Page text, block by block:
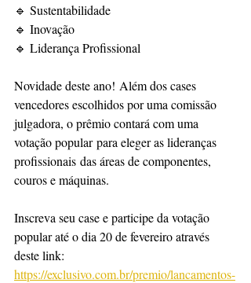
🔹 Sustentabilidade
🔹 Inovação
🔹 Liderança Profissional
Novidade deste ano! Além dos cases
vencedores escolhidos por uma comissão
julgadora, o prêmio contará com uma
votação popular para eleger as lideranças
profissionais das áreas de componentes,
couros e máquinas.
Inscreva seu case e participe da votação
popular até o dia 20 de fevereiro através
deste link:
https://exclusivo.com.br/premio/lancamentos-